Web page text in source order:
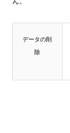
データの削
除